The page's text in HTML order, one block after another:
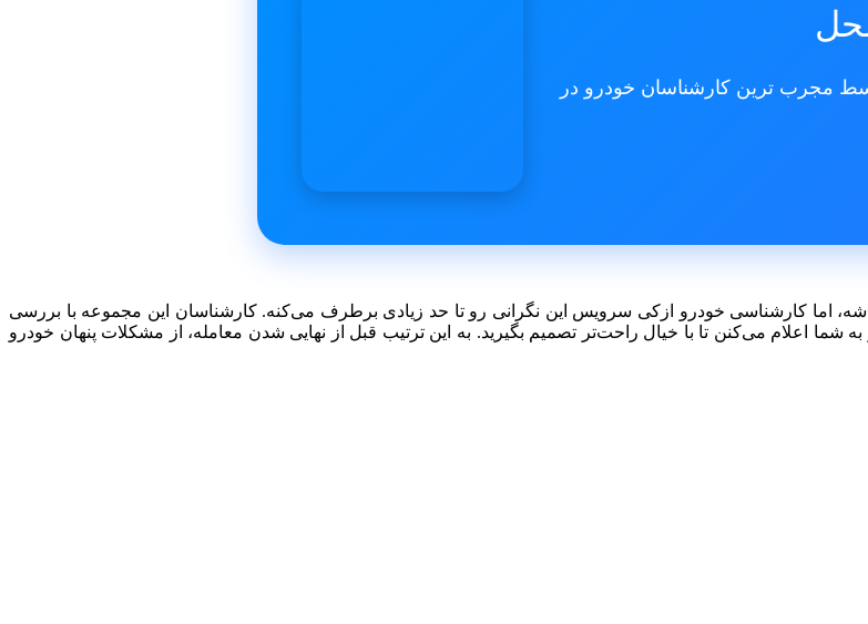
مجرب ترین کارشناسان خودرو در
اما کارشناسی خودرو ازکی سرویس این نگرانی رو تا حد زیادی برطرف می‌کنه. کارشناسان این مجموعه با بررسی
اعلام می‌کنن تا با خیال راحت‌تر تصمیم بگیرید. به این ترتیب قبل از نهایی شدن معامله، از مشکلات پنهان خودرو